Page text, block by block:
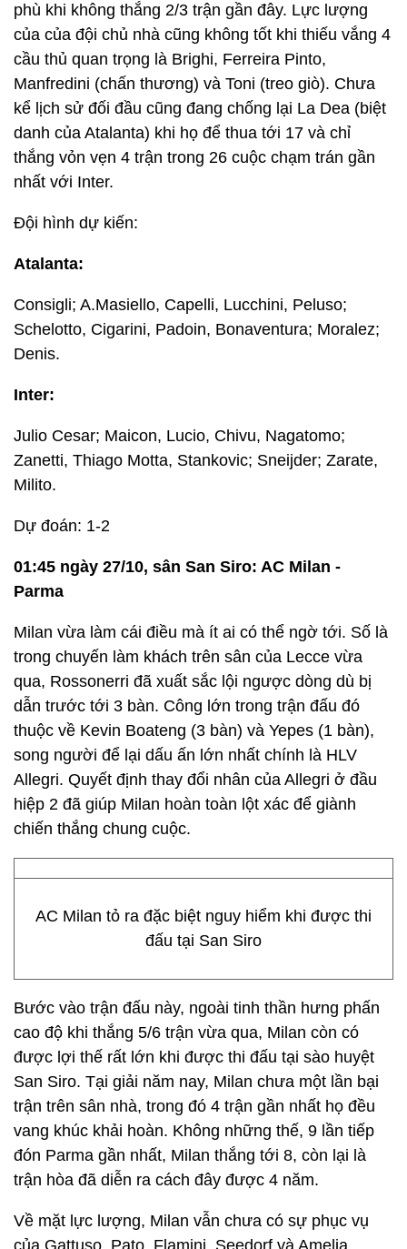
phù khi không thắng 2/3 trận gần đây. Lực lượng
của của đội chủ nhà cũng không tốt khi thiếu vắng 4
cầu thủ quan trọng là Brighi, Ferreira Pinto,
Manfredini (chấn thương) và Toni (treo giò). Chưa
kể lịch sử đối đầu cũng đang chống lại La Dea (biệt
danh của Atalanta) khi họ để thua tới 17 và chỉ
thắng vỏn vẹn 4 trận trong 26 cuộc chạm trán gần
nhất với Inter.
Đội hình dự kiến:
Atalanta:
Consigli; A.Masiello, Capelli, Lucchini, Peluso;
Schelotto, Cigarini, Padoin, Bonaventura; Moralez;
Denis.
Inter:
Julio Cesar; Maicon, Lucio, Chivu, Nagatomo;
Zanetti, Thiago Motta, Stankovic; Sneijder; Zarate,
Milito.
Dự đoán: 1-2
01:45 ngày 27/10, sân San Siro: AC Milan -
Parma
Milan vừa làm cái điều mà ít ai có thể ngờ tới. Số là
trong chuyến làm khách trên sân của Lecce vừa
qua, Rossonerri đã xuất sắc lội ngược dòng dù bị
dẫn trước tới 3 bàn. Công lớn trong trận đấu đó
thuộc về Kevin Boateng (3 bàn) và Yepes (1 bàn),
song người để lại dấu ấn lớn nhất chính là HLV
Allegri. Quyết định thay đổi nhân của Allegri ở đầu
hiệp 2 đã giúp Milan hoàn toàn lột xác để giành
chiến thắng chung cuộc.
AC Milan tỏ ra đặc biệt nguy hiểm khi được thi
đấu tại San Siro
Bước vào trận đấu này, ngoài tinh thần hưng phấn
cao độ khi thắng 5/6 trận vừa qua, Milan còn có
được lợi thế rất lớn khi được thi đấu tại sào huyệt
San Siro. Tại giải năm nay, Milan chưa một lần bại
trận trên sân nhà, trong đó 4 trận gần nhất họ đều
vang khúc khải hoàn. Không những thế, 9 lần tiếp
đón Parma gần nhất, Milan thắng tới 8, còn lại là
trận hòa đã diễn ra cách đây được 4 năm.
Về mặt lực lượng, Milan vẫn chưa có sự phục vụ
của Gattuso, Pato, Flamini, Seedorf và Amelia.